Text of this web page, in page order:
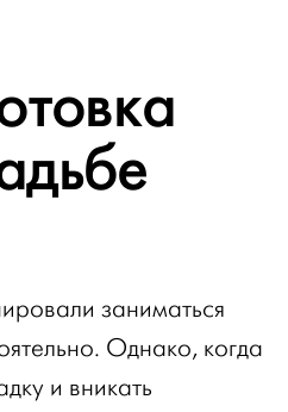
заниматься
Однако, когда
и вникать